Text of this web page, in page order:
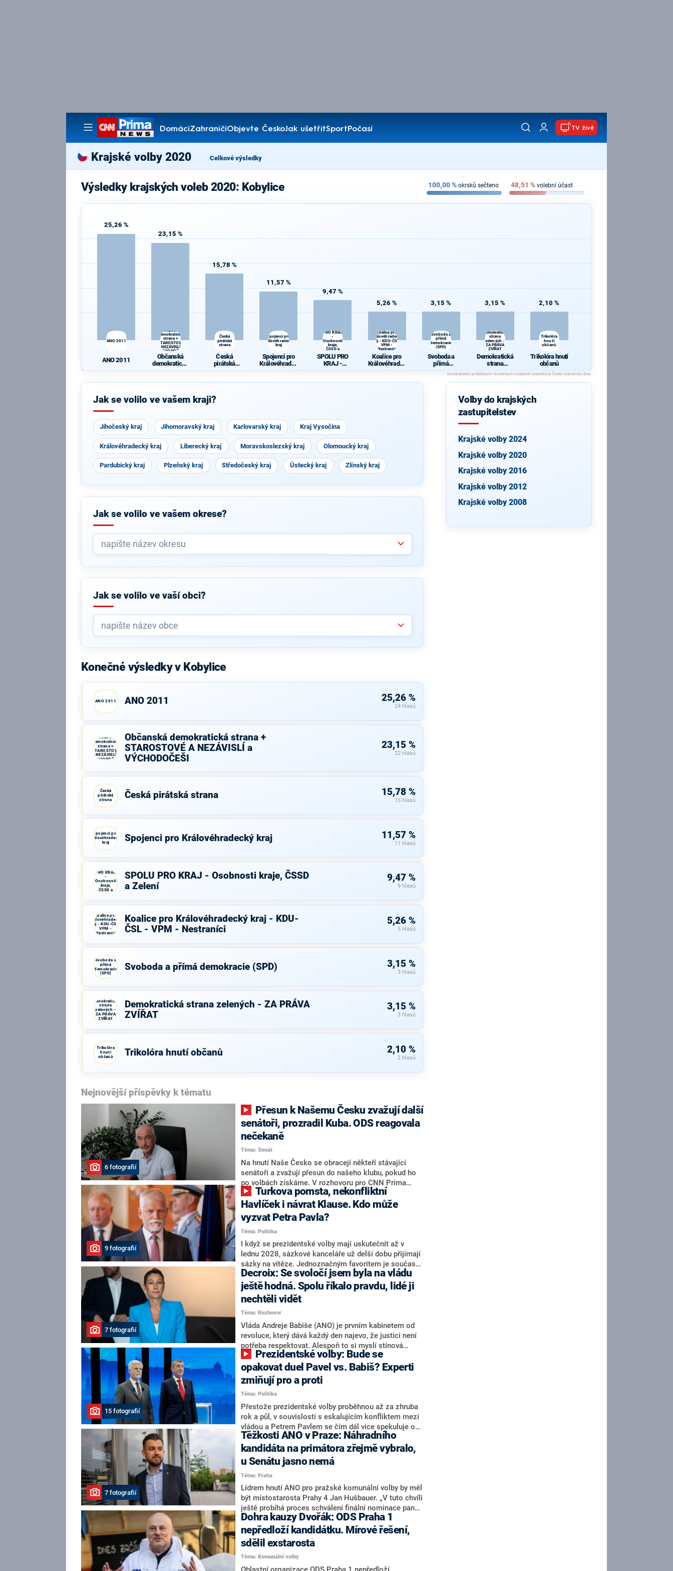
DomácíZahraničíObjevte ČeskoJak ušetřitSportPočasí
Pořady
TV živě
Krajské volby 2020 Celkové výsledky
Výsledky krajských voleb 2020: Kobylice 100,00% okrsků sečteno 48,51 % volební účast
25,26 %
ANO 2011
ANO 2011
23,15 %
Občanská
demokratická
strana +
STAROSTOVÉ
A NEZÁVISLÍ a
VÝCHODOČEŠI
Občanská
demokratická
A NEZÁVISLÍ
VÝCHODOČE
15,78 %
Česká
pirátská
strana
Česká
pirátská
11,57 %
Spojenci pro
Královéhradecký
kraj
Spojenci pro
Královéhradec
9,47 %
PRO KRAJ
-
Osobnosti
kraje,
ČSSD a
SPOLU PRO
KRAJ -
Zelení
5,26 %
Koalice pro
Královéhradecký
kraj - KDU-ČSL -
VPM -
Nestraníci
Koalice pro
Královéhradec
ký kraj - KDU-
Nestraníci
3,15 %
Svoboda a
přímá
demokracie
(SPD)
Svoboda a
přímá
demokracie
(SPD)
3,15 %
Demokratická
strana
zelených -
ZA PRÁVA
ZVÍŘAT
Demokratická
strana
zelených - ZA
PRÁVA
ZVÍŘAT
2,10 %
Trikolóra
hnutí
občanů
Trikolóra hnutí
občanů
Jak se volilo ve vašem kraji?
Jihočeský kraj Jihomoravský kraj Karlovarský kraj Kraj Vysočina
Královéhradecký kraj Liberecký kraj Moravskoslezský kraj Olomoucký kraj
Pardubický kraj Plzeňský kraj Středočeský kraj Ústecký kraj Zlínský kraj
Jak se volilo ve vašem okrese?
Jak se volilo ve vaší obci?
Konečné výsledky v Kobylice
ANO 2011 ANO 2011 25,26 %
24 hlasů
Občanská
demokratická
strana +
STAROSTOVÉ
A NEZÁVISLÍ a
VÝCHODOČEŠI
Občanská demokratická strana +
STAROSTOVÉ A NEZÁVISLÍ a
VÝCHODOČEŠI
23,15 %
22 hlasů
Česká
pirátská
strana
Česká pirátská strana 15,78 %
15 hlasů
Spojenci pro
Královéhradecký
kraj
Spojenci pro Královéhradecký kraj 11,57 %
11 hlasů
PRO KRAJ
-
Osobnosti
kraje,
ČSSD a
Zelení
SPOLU PRO KRAJ - Osobnosti kraje, ČSSD
a Zelení
9,47 %
9 hlasů
Koalice pro
Královéhradecký
kraj - KDU-ČSL -
VPM -
Nestraníci
Koalice pro Královéhradecký kraj - KDU-
ČSL - VPM - Nestraníci
5,26 %
5 hlasů
Svoboda a
přímá
demokracie
(SPD)
Svoboda a přímá demokracie (SPD) 3,15 %
3 hlasů
Demokratická
strana
zelených -
ZA PRÁVA
ZVÍŘAT
Demokratická strana zelených - ZA PRÁVA
ZVÍŘAT
3,15 %
3 hlasů
Trikolóra
hnutí
občanů
Trikolóra hnutí občanů 2,10 %
2 hlasů
Nejnovější příspěvky k tématu
6 fotografií
senátoři, prozradil Kuba. ODS reagovala
nečekaně
Téma: Senát
Na hnutí Naše Česko se obracejí někteří stávající
senátoři a zvažují přesun do našeho klubu, pokud ho
po volbách získáme. V rozhovoru pro CNN Prima
NEWS to řekl zakladatel hnutí a jihočeský hejtman
Martin Kuba. Konkrétní nebyl, ale získat by takto mohl
například senátora Zdeňka Hrabu, který je dnes
součástí klubu ODS a TOP 09. Hraba to na dotaz
redakce nevyloučil. Předseda klubu senátorů ODS
Zdeněk Nytra redakci řekl, že počítá s odchodem
některých senátorů z klubu a že Naše Česko není
nepřítel, ale soupeř.
9 fotografií
Havlíček i návrat Klause. Kdo může
vyzvat Petra Pavla?
Téma: Politika
I když se prezidentské volby mají uskutečnit až v
lednu 2028, sázkové kanceláře už delší dobu přijímají
sázky na vítěze. Jednoznačným favoritem je současná
hlava státu Petr Pavel. Daleko za ním pak bookmakeři
zmiňují dva výrazné politiky ANO, tedy premiéra
Andreje Babiše a ministra průmyslu Karla Havlíčka.
Oblíbeným tipem samotných sázkařů je poslanec za
Motoristy Filip Turek. Politolog Jan Kubáček nicméně
o případné kandidatuře kohokoliv ze zmíněné trojice
značně pochybuje. Podle něj současná koalice dosud
nemá osobu, která by Pavlovi mohla konkurovat.
7 fotografií
Decroix: Se svoločí jsem byla na vládu
ještě hodná. Spolu říkalo pravdu, lidé ji
nechtěli vidět
Téma: Rozhovor
Vláda Andreje Babiše (ANO) je prvním kabinetem od
revoluce, který dává každý den najevo, že justici není
potřeba respektovat. Alespoň to si myslí stínová
ministryně spravedlnosti ODS Eva Decroix. V
rozhovoru pro CNN Prima NEWS si nebrala servítky
ohledně politického výkonu svého nástupce Jeronýma
Tejce (za ANO) či vládní zmocněnkyně pro lidská
práva Taťány Malé (ANO). Označením „svoloč“ na
adresu vlády prý byla ještě hodná. Decroix se také
vrátila k volební porážce koalice Spolu či promluvila o
hnutí Naše Česko Martina Kuby.
15 fotografií
opakovat duel Pavel vs. Babiš? Experti
zmiňují pro a proti
Téma: Politika
Přestože prezidentské volby proběhnou až za zhruba
rok a půl, v souvislosti s eskalujícím konfliktem mezi
vládou a Petrem Pavlem se čím dál více spekuluje o
tom, koho by do bitvy o Hrad mohla vyslat současná
koalice. Někteří političtí komentátoři znovu vytahují
jméno premiéra Andreje Babiše (ANO). Jak moc je
pravděpodobné, že se v prezidentských volbách 2028
bude znovu opakovat souboj z roku 2023?
7 fotografií
Těžkosti ANO v Praze: Náhradního
kandidáta na primátora zřejmě vybralo,
u Senátu jasno nemá
Téma: Praha
Lídrem hnutí ANO pro pražské komunální volby by měl
být místostarosta Prahy 4 Jan Hušbauer. „V tuto chvíli
ještě probíhá proces schválení finální nominace pana
Jana Hušbauera Výborem hnutí ANO,“ uvedl pro
redakci místopředseda pražského ANO Martin
Benkovič. O Hušbauerovi se spekulovalo jako o
náhradníkovi v čele pražské kandidátky poté, co
rezignoval po sérii nejasností v majetkových
přiznáních a pořizování bytů Ondřej Prokop. Zároveň
Dohra kauzy Dvořák: ODS Praha 1
nepředloží kandidátku. Mírové řešení,
sdělil exstarosta
Téma: Komunální volby
Volby do krajských
zastupitelstev
Krajské volby 2024
Krajské volby 2020
Krajské volby 2016
Krajské volby 2012
Krajské volby 2008